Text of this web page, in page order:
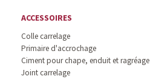
ACCESSOIRES
Colle carrelage
Primaire d'accrochage
Ciment pour chape, enduit et ragréage
Joint carrelage